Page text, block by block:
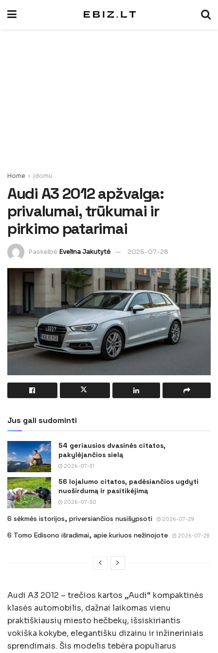
Home Įdomu
Audi A3 2012 apžvalga:
privalumai, trūkumai ir
pirkimo patarimai
Paskelbė Evelina Jakutytė 2025-07-28
Jus gali sudominti
54 geriausios dvasinės citatos,
pakylėjančios sielą
2026-07-31
56 lojalumo citatos, padėsiančios ugdyti
nuoširdumą ir pasitikėjimą
2026-07-30
6 sėkmės istorijos, priversiančios nusišypsoti 2026-07-29
6 Tomo Edisono išradimai, apie kuriuos nežinojote 2026-07-28
Audi A3 2012 – trečios kartos „Audi“ kompaktinės
klasės automobilis, dažnai laikomas vienu
praktiškiausių miesto hečbekų, išsiskiriantis
vokiška kokybe, elegantišku dizainu ir inžineriniais
sprendimais. Šis modelis tebėra populiarus